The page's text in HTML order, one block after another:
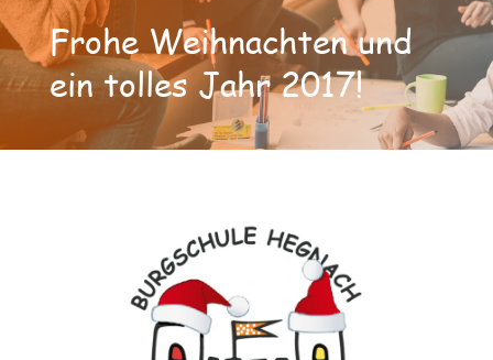
Frohe Weihnachten und
ein tolles Jahr 2017!